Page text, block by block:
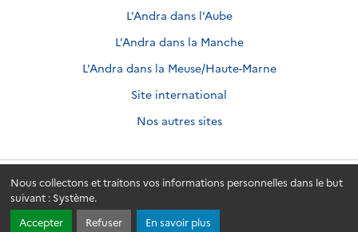
Nous collectons et traitons vos informations personnelles dans le but
suivant : Système.
Accepter
Refuser En savoir plus
L'Andra dans l'Aube
L'Andra dans la Manche
L'Andra dans la Meuse/Haute-Marne
Site international
Nos autres sites
Andra.fr © 2026 - Andra. Tous droits réservés.